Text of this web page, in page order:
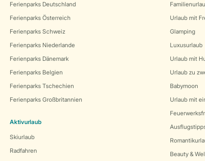
Ferienparks Deutschland
Ferienparks Österreich
Ferienparks Schweiz
Ferienparks Niederlande
Ferienparks Dänemark
Ferienparks Belgien
Ferienparks Tschechien
Ferienparks Großbritannien
Aktivurlaub
Skiurlaub
Radfahren
Urlaub mit
Glamping
Luxusurlaub
Urlaub mit
Urlaub zu
Babymoon
Urlaub mit
Beauty &